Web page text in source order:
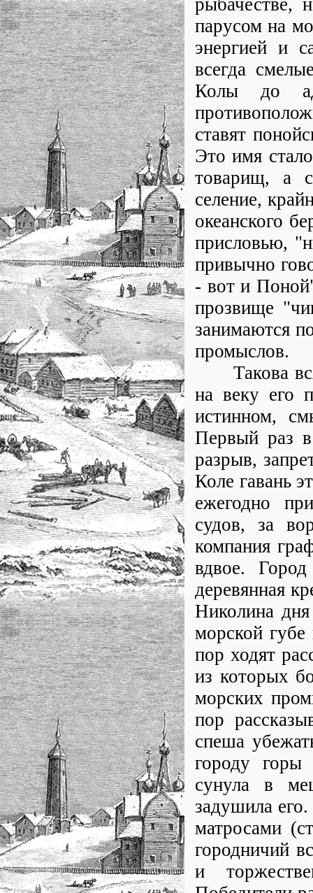
рыбачестве,
парусом на
энергией и
всегда
Колы до
ставят
Это имя
товарищ, а
селение,
океанского
присловью,
привычно
- вот и
прозвище
занимаются
промыслов.
Такова вся
на веку его
истинном,
Первый раз в
разрыв,
Коле гавань
ежегодно
судов, за
компания
вдвое.
деревянная
Николина
морской губе
пор ходят
из которых
морских
пор
спеша
городу горы
сунула в
задушила
матросами
городничий
и